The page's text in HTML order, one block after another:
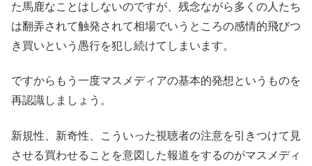
た馬鹿なことはしないのですが、残念ながら多くの人たち
は翻弄されて触発されて相場でいうところの感情的飛びつ
き買いという愚行を犯し続けてしまいます。
ですからもう一度マスメディアの基本的発想というものを
再認識しましょう。
新規性、新奇性、こういった視聴者の注意を引きつけて見
させる買わせることを意図した報道をするのがマスメディ